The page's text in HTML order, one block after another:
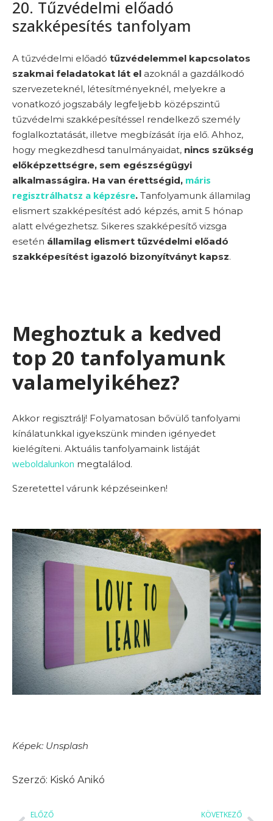
20. Tűzvédelmi előadó
szakképesítés tanfolyam
A tűzvédelmi előadó tűzvédelemmel kapcsolatos
szakmai feladatokat lát el azoknál a gazdálkodó
szervezeteknél, létesítményeknél, melyekre a
vonatkozó jogszabály legfeljebb középszintű
tűzvédelmi szakképesítéssel rendelkező személy
foglalkoztatását, illetve megbízását írja elő. Ahhoz,
hogy megkezdhesd tanulmányaidat, nincs szükség
előképzettségre, sem egészségügyi
alkalmasságira. Ha van érettségid, máris
regisztrálhatsz a képzésre. Tanfolyamunk államilag
elismert szakképesítést adó képzés, amit 5 hónap
alatt elvégezhetsz. Sikeres szakképesítő vizsga
esetén államilag elismert tűzvédelmi előadó
szakképesítést igazoló bizonyítványt kapsz.
Meghoztuk a kedved
top 20 tanfolyamunk
valamelyikéhez?
Akkor regisztrálj! Folyamatosan bővülő tanfolyami
kínálatunkkal igyekszünk minden igényedet
kielégíteni. Aktuális tanfolyamaink listáját
weboldalunkon megtalálod.
Szeretettel várunk képzéseinken!
Képek: Unsplash
Kiskó Anikó
ELŐZŐ KÖVETKEZŐ